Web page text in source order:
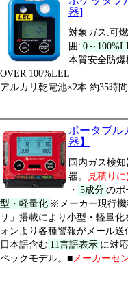
器]
対象ガス:可
囲: 0～
本質安全防
OVER 100%LEL
アルカリ乾電池×2本
ポータブル
器】
国内ガス検
器。
見積り
・ 5成分 のポ
型・軽量化 ※メーカー現行機
サ」搭載により小型・軽量
ォンより各種警報がメール
日本語含む 11言語表示 に対
ペックモデル。■ メーカーセ